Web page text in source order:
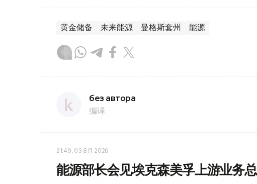
黄金储备 未来能源 曼格斯套州 能源
без автора
编译
21:49, 03 8月 2026
能源部长会见埃克森美孚上游业务